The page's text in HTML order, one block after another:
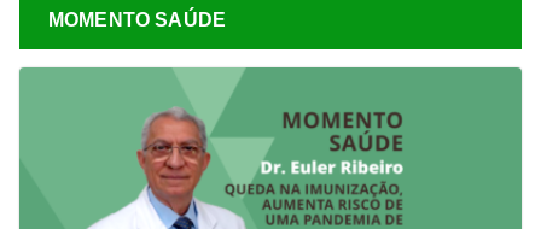
MOMENTO SAÚDE